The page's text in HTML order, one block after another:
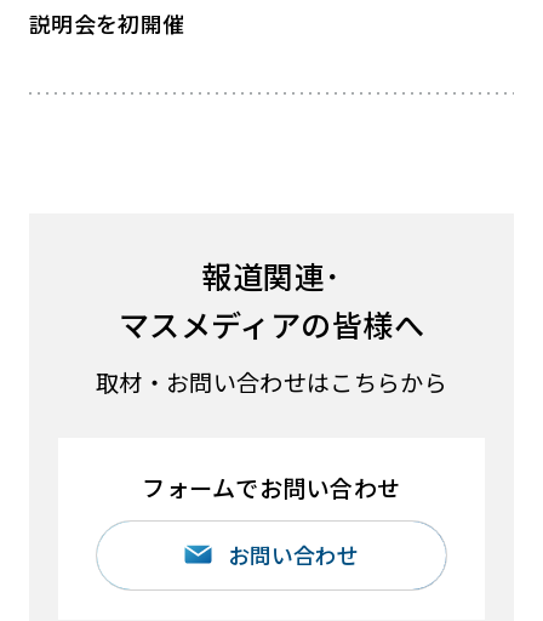
説明会を初開催
報道関連･
マスメディアの皆様へ
取材・お問い合わせはこちらから
フォームでお問い合わせ
お問い合わせ